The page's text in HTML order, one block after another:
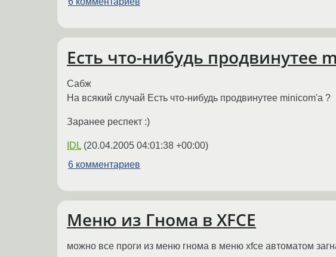
Есть что-нибудь продвинутее
Сабж
На всякий случай Есть что-нибудь продвинутее minicom'а ?
Заранее респект :)
IDL (20.04.2005 04:01:38 +00:00)
6 комментариев
Меню из Гнома в XFCE
можно все проги из меню гнома в меню xfce автоматом